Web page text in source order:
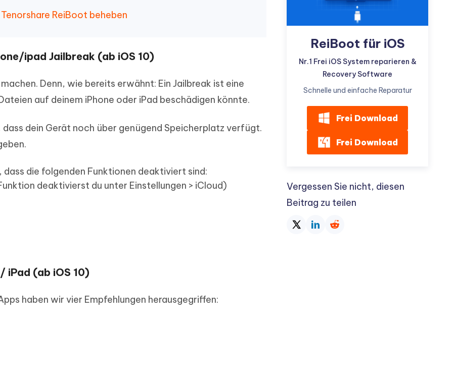
ReiBoot beheben
ipad Jailbreak (ab iOS 10)
Denn, wie bereits erwähnt: Ein Jailbreak ist eine
auf deinem iPhone oder iPad beschädigen könnte.
dein Gerät noch über genügend Speicherplatz verfügt.
die folgenden Funktionen deaktiviert sind:
deaktivierst du unter Einstellungen > iCloud)
iPad (ab iOS 10)
haben wir vier Empfehlungen herausgegriffen:
ReiBoot für iOS
Nr.1 Frei iOS System reparieren &
Recovery Software
Schnelle und einfache Reparatur
Frei Download
Frei Download
Vergessen Sie nicht, diesen
Beitrag zu teilen